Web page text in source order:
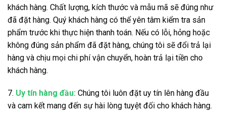
khách hàng. Chất lượng, kích thước và mẫu mã sẽ đúng như
đã đặt hàng. Quý khách hàng có thể yên tâm kiểm tra sản
phẩm trước khi thực hiện thanh toán. Nếu có lỗi, hỏng hoặc
không đúng sản phẩm đã đặt hàng, chúng tôi sẽ đổi trả lại
hàng và chịu mọi chi phí vận chuyển, hoàn trả lại tiền cho
khách hàng.
7. Uy tín hàng đầu: Chúng tôi luôn đặt uy tín lên hàng đầu
và cam kết mang đến sự hài lòng tuyệt đối cho khách hàng.